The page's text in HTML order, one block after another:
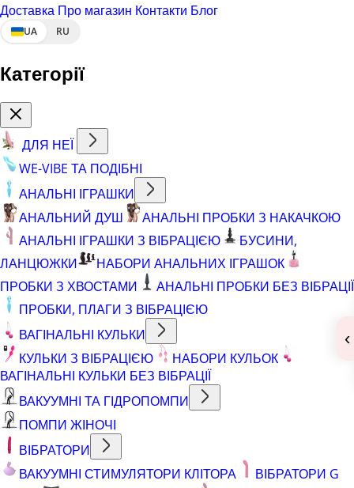
Доставка Про магазин Контакти Блог
UA RU
Категорії
ДЛЯ НЕЇ
WE-VIBE ТА ПОДІБНІ
АНАЛЬНІ ІГРАШКИ
АНАЛЬНИЙ ДУШ
АНАЛЬНІ ПРОБКИ З НАКАЧКОЮ
АНАЛЬНІ ІГРАШКИ З ВІБРАЦІЄЮ
БУСИНИ,
ЛАНЦЮЖКИ
НАБОРИ АНАЛЬНИХ ІГРАШОК
ПРОБКИ З ХВОСТАМИ
АНАЛЬНІ ПРОБКИ БЕЗ ВІБРАЦІЇ
ПРОБКИ, ПЛАГИ З ВІБРАЦІЄЮ
ВАГІНАЛЬНІ КУЛЬКИ
КУЛЬКИ З ВІБРАЦІЄЮ
НАБОРИ КУЛЬОК
ВАГІНАЛЬНІ КУЛЬКИ БЕЗ ВІБРАЦІЇ
ВАКУУМНІ ТА ГІДРОПОМПИ
ПОМПИ ЖІНОЧІ
ВІБРАТОРИ
ВАКУУМНІ СТИМУЛЯТОРИ КЛІТОРА
ВІБРАТОРИ G
‹